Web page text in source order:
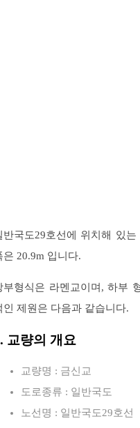
반국도29호선에 위치해 있
은 20.9m 입니다.
부형식은 라멘교이며, 하부
인 제원은 다음과 같습니다.
교량의 개요
교량명 : 금신교
도로종류 : 일반국도
노선명 : 일반국도29호선